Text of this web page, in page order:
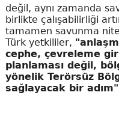
değil, aynı zamanda
birlikte çalışabilirliği
tamamen savunma
Türk yetkililer,
cephe, çevreleme
planlaması değil,
yönelik Terörsüz
sağlayacak bir adım"